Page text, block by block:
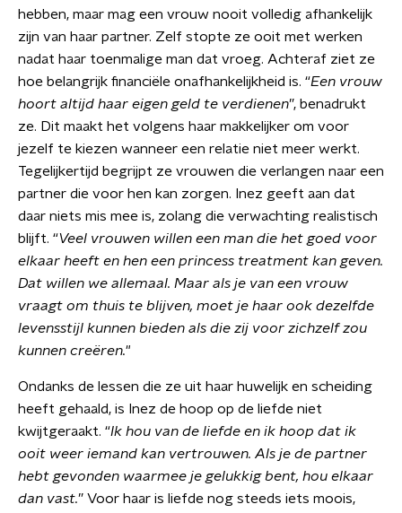
hebben, maar mag een vrouw nooit volledig afhankelijk
zijn van haar partner. Zelf stopte ze ooit met werken
nadat haar toenmalige man dat vroeg. Achteraf ziet ze
hoe belangrijk financiële onafhankelijkheid is. “Een vrouw
hoort altijd haar eigen geld te verdienen”, benadrukt
ze. Dit maakt het volgens haar makkelijker om voor
jezelf te kiezen wanneer een relatie niet meer werkt.
Tegelijkertijd begrijpt ze vrouwen die verlangen naar een
partner die voor hen kan zorgen. Inez geeft aan dat
daar niets mis mee is, zolang die verwachting realistisch
blijft. “Veel vrouwen willen een man die het goed voor
elkaar heeft en hen een princess treatment kan geven.
Dat willen we allemaal. Maar als je van een vrouw
vraagt om thuis te blijven, moet je haar ook dezelfde
levensstijl kunnen bieden als die zij voor zichzelf zou
kunnen creëren."
Ondanks de lessen die ze uit haar huwelijk en scheiding
heeft gehaald, is Inez de hoop op de liefde niet
kwijtgeraakt. “Ik hou van de liefde en ik hoop dat ik
ooit weer iemand kan vertrouwen. Als je de partner
hebt gevonden waarmee je gelukkig bent, hou elkaar
dan vast.” Voor haar is liefde nog steeds iets moois,